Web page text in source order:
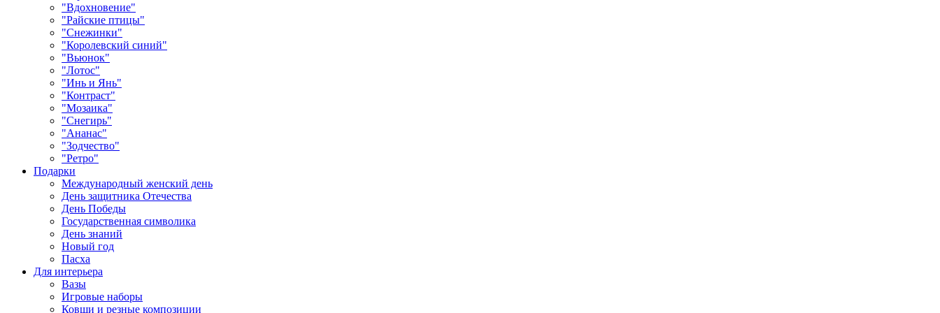
"Вдохновение"
"Райские птицы"
"Снежинки"
"Королевский синий"
"Вьюнок"
"Лотос"
"Инь и Янь"
"Контраст"
"Мозаика"
"Снегирь"
"Ананас"
"Зодчество"
"Ретро"
Подарки
Международный женский день
День защитника Отечества
День Победы
Государственная символика
День знаний
Новый год
Пасха
Для интерьера
Вазы
Игровые наборы
Ковши и резные композиции